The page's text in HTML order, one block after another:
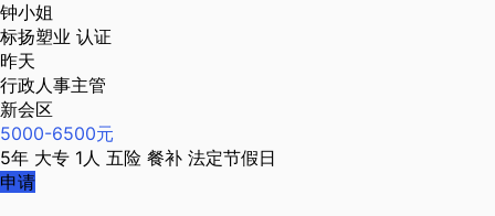
钟小姐
标扬塑业 认证
昨天
行政人事主管
新会区
5000-6500元
5年 大专 1人 五险 餐补 法定节假日
申请